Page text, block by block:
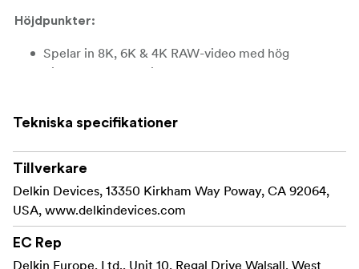
Höjdpunkter:
Spelar in 8K, 6K & 4K RAW-video med hög
bildfrekvens och bitrate
Max läshastighet: 3700 MB/s (2 TB)
Max skrivhastighet: 3200 MB/s (512 GB)
Max skrivhastighet: 3130 MB/s (1 TB)
Max skrivhastighet: 3220 MB/s (2 TB)
Tekniska specifikationer
Tillverkare
Delkin Devices, 13350 Kirkham Way Poway, CA 92064,
USA, www.delkindevices.com
EC Rep
Delkin Europe, Ltd., Unit 10, Regal Drive Walsall, West